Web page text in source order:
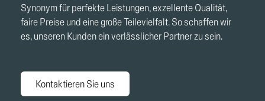
Synonym für perfekte Leistungen, exzellente Qualität,
faire Preise und eine große Teilevielfalt. So schaffen wir
es, unseren Kunden ein verlässlicher Partner zu sein.
Kontaktieren Sie uns